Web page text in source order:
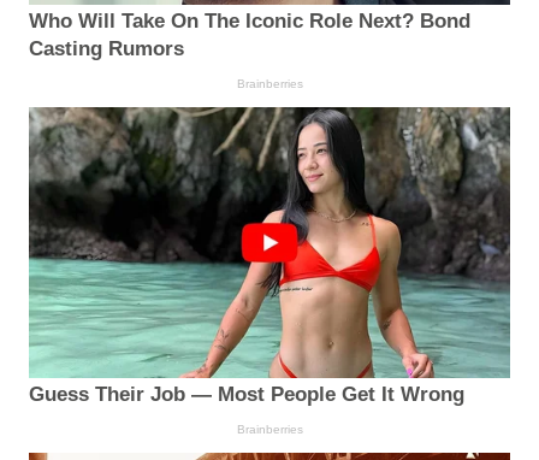
Who Will Take On The Iconic Role Next? Bond
Casting Rumors
Brainberries
Guess Their Job — Most People Get It Wrong
Brainberries